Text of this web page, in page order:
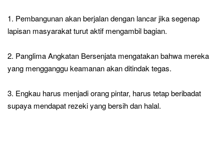
1. Pembangunan akan berjalan dengan lancar jika segenap
lapisan masyarakat turut aktif mengambil bagian.
2. Panglima Angkatan Bersenjata mengatakan bahwa mereka
yang mengganggu keamanan akan ditindak tegas.
3. Engkau harus menjadi orang pintar, harus tetap beribadat
supaya mendapat rezeki yang bersih dan halal.